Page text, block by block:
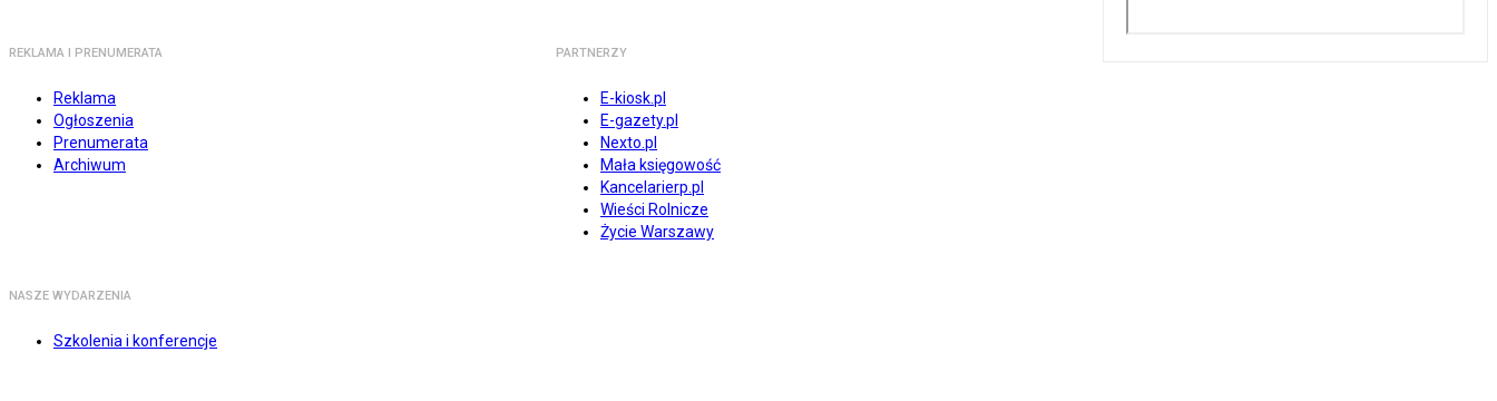
REKLAMA I PRENUMERATA
Reklama
Ogłoszenia
Prenumerata
Archiwum
PARTNERZY
E-kiosk.pl
E-gazety.pl
Nexto.pl
Mała księgowość
Kancelarierp.pl
Wieści Rolnicze
Życie Warszawy
NASZE WYDARZENIA
Szkolenia i konferencje